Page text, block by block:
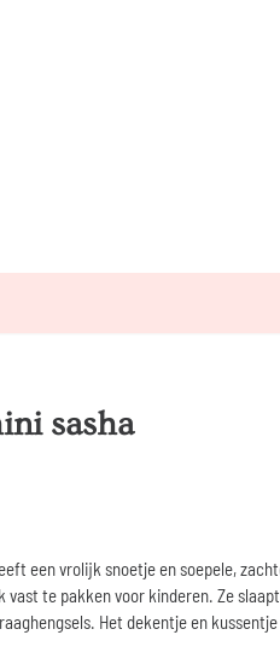
sasha
een vrolijk snoetje en soepele,
te pakken voor kinderen. Ze
Het dekentje en